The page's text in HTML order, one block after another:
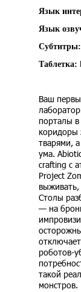
Язык
Язык
Субтитры:
Таблетка:
Ваш
порталы
коридоры
тварями,
ума.
crafting с
Project
выживать,
Столы
— на
роботов-
такой
монстров.